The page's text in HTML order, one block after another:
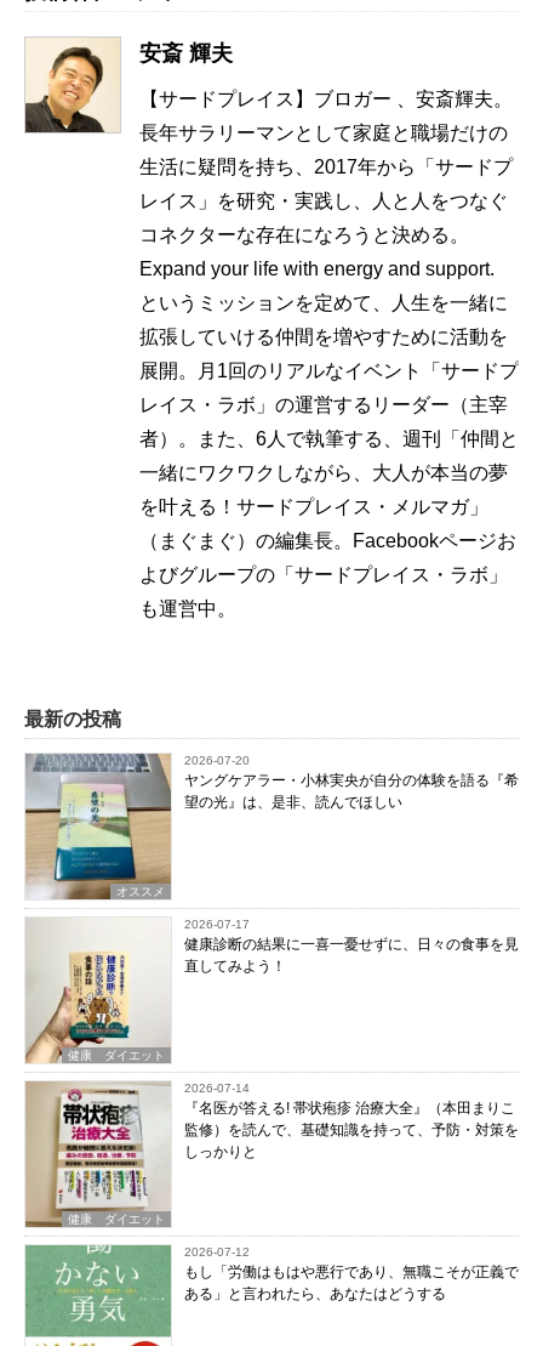
安斎 輝夫
【サードプレイス】ブロガー 、安斎輝夫。
長年サラリーマンとして家庭と職場だけの
生活に疑問を持ち、2017年から「サードプ
レイス」を研究・実践し、人と人をつなぐ
コネクターな存在になろうと決める。
Expand your life with energy and support.
というミッションを定めて、人生を一緒に
拡張していける仲間を増やすために活動を
展開。月1回のリアルなイベント「サードプ
レイス・ラボ」の運営するリーダー（主宰
者）。また、6人で執筆する、週刊「仲間と
一緒にワクワクしながら、大人が本当の夢
を叶える！サードプレイス・メルマガ」
（まぐまぐ）の編集長。Facebookページお
よびグループの「サードプレイス・ラボ」
も運営中。
最新の投稿
オススメ
2026-07-20
ヤングケアラー・小林実央が自分の体験を語る『希
望の光』は、是非、読んでほしい
健康 ダイエット
2026-07-17
健康診断の結果に一喜一憂せずに、日々の食事を見
直してみよう！
健康 ダイエット
2026-07-14
『名医が答える! 帯状疱疹 治療大全』（本田まりこ
監修）を読んで、基礎知識を持って、予防・対策を
しっかりと
2026-07-12
もし「労働はもはや悪行であり、無職こそが正義で
ある」と言われたら、あなたはどうする